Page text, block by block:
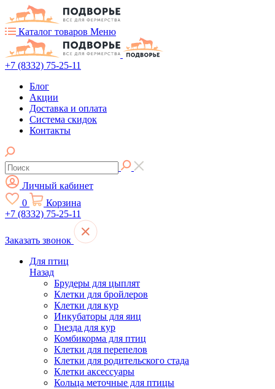
Каталог товаров Меню
+7 (8332) 75-25-11
Блог
Акции
Доставка и оплата
Система скидок
Контакты
Личный кабинет
0
Корзина
+7 (8332) 75-25-11
Заказать звонок
Для птиц
Назад
Брудеры для цыплят
Клетки для бройлеров
Клетки для кур
Инкубаторы для яиц
Гнезда для кур
Комбикорма для птиц
Клетки для перепелов
Клетки для родительского стада
Клетки аксессуары
Кольца меточные для птицы